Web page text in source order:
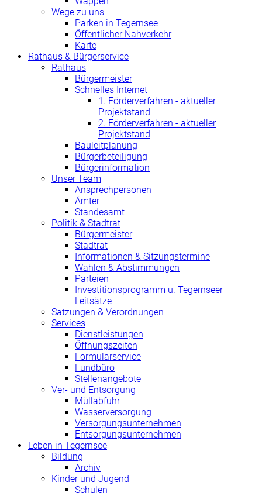
Wege zu uns
Parken in Tegernsee
Öffentlicher Nahverkehr
Karte
Rathaus & Bürgerservice
Rathaus
Bürgermeister
Schnelles Internet
1. Förderverfahren - aktueller
Projektstand
2. Förderverfahren - aktueller
Projektstand
Bauleitplanung
Bürgerbeteiligung
Bürgerinformation
Unser Team
Ansprechpersonen
Ämter
Standesamt
Politik & Stadtrat
Bürgermeister
Stadtrat
Informationen & Sitzungstermine
Wahlen & Abstimmungen
Parteien
Investitionsprogramm u. Tegernseer
Leitsätze
Satzungen & Verordnungen
Services
Dienstleistungen
Öffnungszeiten
Formularservice
Fundbüro
Stellenangebote
Ver- und Entsorgung
Müllabfuhr
Wasserversorgung
Versorgungsunternehmen
Entsorgungsunternehmen
Leben in Tegernsee
Bildung
Archiv
Kinder und Jugend
Schulen